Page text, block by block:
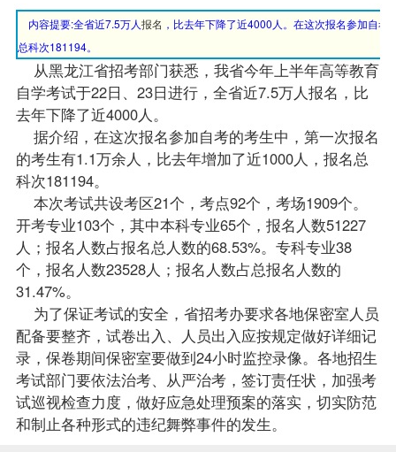
内容提要:全省近7.5万人报名 ，比去年下降了近4000人。在这次报名参加自
总科次181194。
从黑龙江省招考部门获悉，我省今年上半年高等教育
自学考试于22日、23日进行，全省近7.5万人报名，比
去年下降了近4000人。
据介绍，在这次报名参加自考的考生中，第一次报名
的考生有1.1万余人，比去年增加了近1000人，报名总
科次181194。
本次考试共设考区21个，考点92个，考场1909个。
开考专业103个，其中本科专业65个，报名人数51227
人；报名人数占报名总人数的68.53%。专科专业38
个，报名人数23528人；报名人数占总报名人数的
31.47%。
为了保证考试的安全，省招考办要求各地保密室人员
配备要整齐，试卷出入、人员出入应按规定做好详细记
录，保卷期间保密室要做到24小时监控录像。各地招生
考试部门要依法治考、从严治考，签订责任状，加强考
试巡视检查力度，做好应急处理预案的落实，切实防范
和制止各种形式的违纪舞弊事件的发生。